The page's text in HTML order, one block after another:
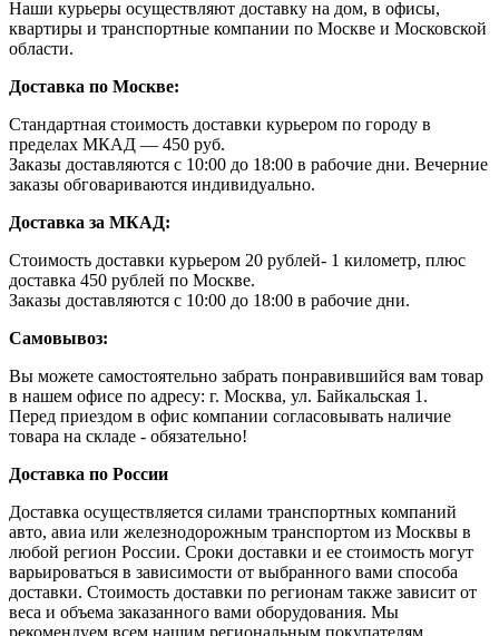
Наши курьеры осуществляют доставку на дом, в офисы,
квартиры и транспортные компании по Москве и Московской
области.
Доставка по Москве:
Стандартная стоимость доставки курьером по городу в
пределах МКАД — 450 руб.
Заказы доставляются с 10:00 до 18:00 в рабочие дни. Вечерние
заказы обговариваются индивидуально.
Доставка за МКАД:
Стоимость доставки курьером 20 рублей- 1 километр, плюс
доставка 450 рублей по Москве.
Заказы доставляются с 10:00 до 18:00 в рабочие дни.
Самовывоз:
Вы можете самостоятельно забрать понравившийся вам товар
в нашем офисе по адресу: г. Москва, ул. Байкальская 1.
Перед приездом в офис компании согласовывать наличие
товара на складе - обязательно!
Доставка по России
Доставка осуществляется силами транспортных компаний
авто, авиа или железнодорожным транспортом из Москвы в
любой регион России. Сроки доставки и ее стоимость могут
варьироваться в зависимости от выбранного вами способа
доставки. Стоимость доставки по регионам также зависит от
веса и объема заказанного вами оборудования. Мы
рекомендуем всем нашим региональным покупателям